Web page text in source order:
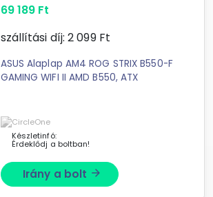
69 189 Ft
szállítási díj: 2 099Ft
ASUS Alaplap AM4 ROG STRIX B550-F
GAMING WIFI II AMD B550, ATX
Készletinfó:
Érdeklődj a boltban!
Irány a bolt arrow_forward